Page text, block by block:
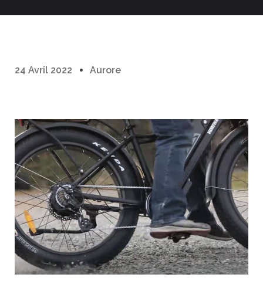
24 Avril 2022 Aurore